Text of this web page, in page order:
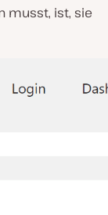
musst, ist, sie